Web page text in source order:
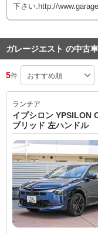
下さい.http://
ガレージエスト の中古
5件
ランチア
イプシロン YPSILON
ブリッド 左ハンドル